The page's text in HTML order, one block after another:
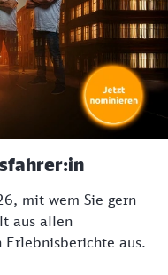
mit wem Sie gern
aus allen
Erlebnisberichte aus.